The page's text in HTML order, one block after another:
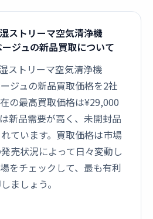
ストリーマ空気清浄機
ジュの新品買取について
ストリーマ空気清浄機
ジュの新品買取価格を2社
の最高買取価格は¥29,000
新品需要が高く、未開封品
ています。買取価格は市場
売状況によって日々変動し
をチェックして、最も有利
ましょう。